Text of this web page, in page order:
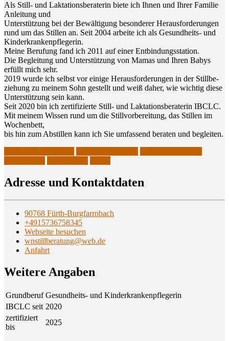
Als Still- und Lak­ta­ti­ons­be­ra­te­rin bie­te ich Ihnen und Ihrer Fami­lie
Anlei­tung und
Unter­stüt­zung bei der Bewäl­ti­gung beson­de­rer Her­aus­for­de­run­gen
rund um das Stil­len an. Seit 2004 arbei­te ich als Gesund­heits- und
Kinderkrankenpflegerin.
Mei­ne Beru­fung fand ich 2011 auf einer Entbindungsstation.
Die Beglei­tung und Unter­stüt­zung von Mamas und Ihren Babys
erfüllt mich sehr.
2019 wur­de ich selbst vor eini­ge Her­aus­for­de­run­gen in der Still­be­
zie­hung zu mei­nem Sohn gestellt und weiß daher, wie wich­tig die­se
Unter­stüt­zung sein kann.
Seit 2020 bin ich zer­ti­fi­zier­te Still- und Lak­ta­ti­ons­be­ra­te­rin IBCLC.
Mit mei­nem Wis­sen rund um die Still­vor­be­rei­tung, das Stil­len im
Wochenbett,
bis hin zum Abstil­len kann ich Sie umfas­send bera­ten und begleiten.
Adres­se und Kontaktdaten
90768 Fürth-Burgfarrnbach
+4915736758345
Webseite besuchen
wnstillberatung@web.de
Anfahrt
Wei­te­re Angaben
Grundberuf Gesundheits- und Kinderkrankenpflegerin
IBCLC seit 2020
zertifiziert
bis
2025